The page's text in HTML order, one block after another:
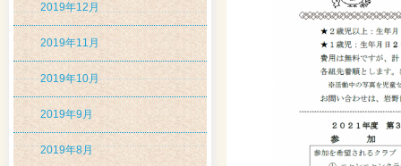
2019年12月
2019年11月
2019年10月
2019年9月
2019年8月